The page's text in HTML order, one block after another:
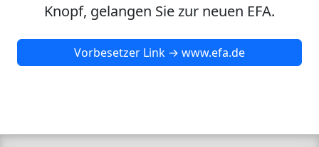
Knopf, gelangen Sie zur neuen EFA.
Vorbesetzer Link → www.efa.de